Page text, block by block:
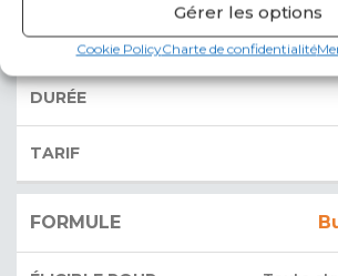
Gérer les options
Cookie PolicyCharte de confidentialité
SCS, SNC,
à la suite de